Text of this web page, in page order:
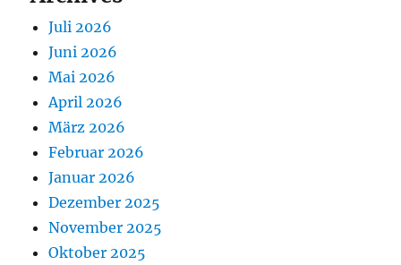
Juli 2026
Juni 2026
Mai 2026
April 2026
März 2026
Februar 2026
Januar 2026
Dezember 2025
November 2025
Oktober 2025